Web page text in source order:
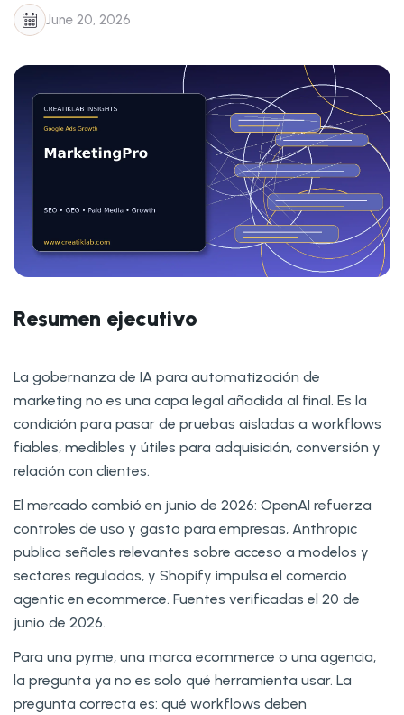
June 20, 2026
Resumen ejecutivo
La gobernanza de IA para automatización de
marketing no es una capa legal añadida al final. Es la
condición para pasar de pruebas aisladas a workflows
fiables, medibles y útiles para adquisición, conversión y
relación con clientes.
El mercado cambió en junio de 2026: OpenAI refuerza
controles de uso y gasto para empresas, Anthropic
publica señales relevantes sobre acceso a modelos y
sectores regulados, y Shopify impulsa el comercio
agentic en ecommerce. Fuentes verificadas el 20 de
junio de 2026.
Para una pyme, una marca ecommerce o una agencia,
la pregunta ya no es solo qué herramienta usar. La
pregunta correcta es: qué workflows deben